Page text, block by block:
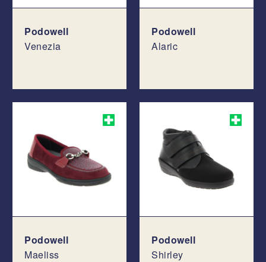
Podowell
Venezia
Podowell
Alaric
Podowell
Maeliss
Podowell
Shirley